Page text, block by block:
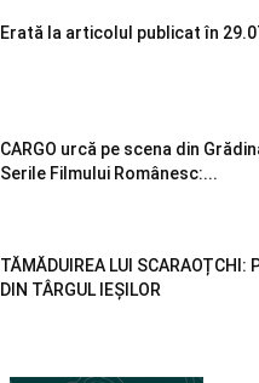
Erată la articolul publicat în
CARGO urcă pe scena din
Serile Filmului Românesc:...
TĂMĂDUIREA LUI SCARAOȚCHI:
DIN TÂRGUL IEȘILOR